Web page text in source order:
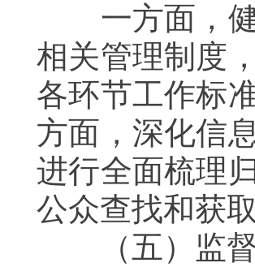
一方面，健
相关管理制度
各环节工作标
方面，深化信
进行全面梳理
公众查找和获
（五）监督